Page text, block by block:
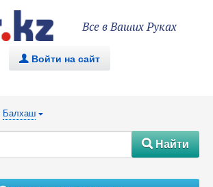
Все в Ваших Руках
. Войти на сайт
Балхаш {
#Найти